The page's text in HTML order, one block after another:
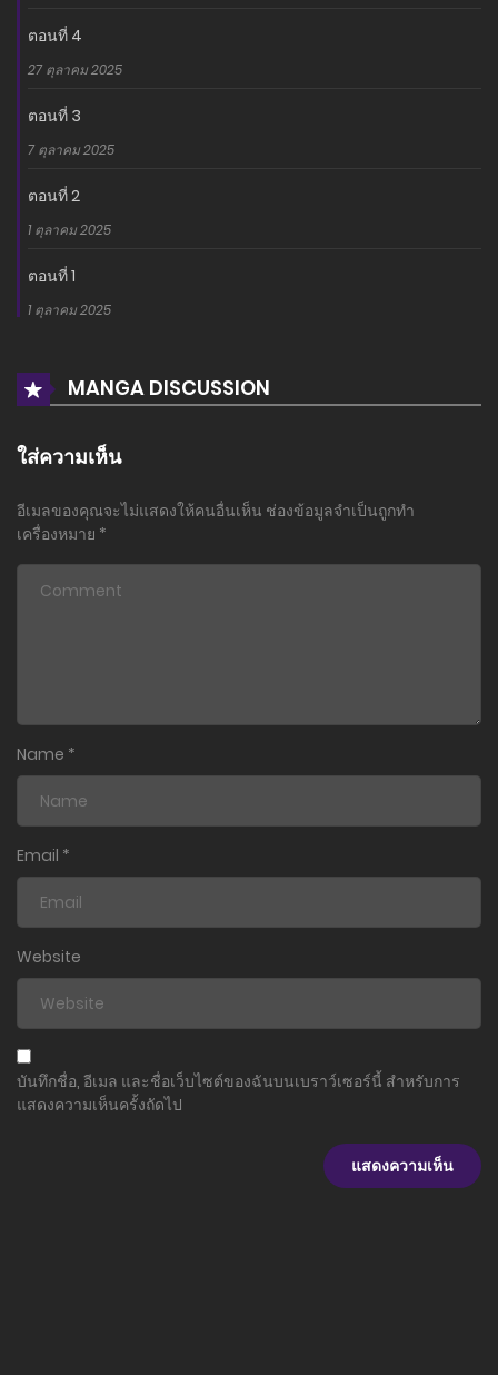
ตอนที่ 4
27 ตุลาคม 2025
ตอนที่ 3
7 ตุลาคม 2025
ตอนที่ 2
1 ตุลาคม 2025
ตอนที่ 1
1 ตุลาคม 2025
MANGA DISCUSSION
ใส่ความเห็น
อีเมลของคุณจะไม่แสดงให้คนอื่นเห็น ช่องข้อมูลจำเป็นถูกทำ
เครื่องหมาย *
Name *
Email *
Website
บันทึกชื่อ, อีเมล และชื่อเว็บไซต์ของฉันบนเบราว์เซอร์นี้ สำหรับการ
แสดงความเห็นครั้งถัดไป